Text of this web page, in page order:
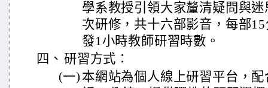
學系教授引領大家釐清疑問與
次研修，共十六部影音，每部
發1小時教師研習時數。
四、 研習方式：
(一) 本網站為個人線上研習平台，